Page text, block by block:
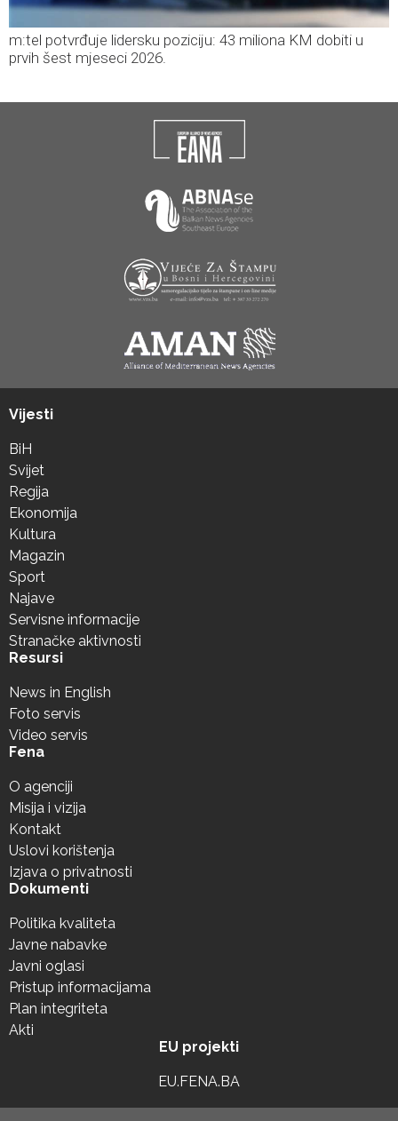
m:tel potvrđuje lidersku poziciju: 43 miliona KM dobiti u
prvih šest mjeseci 2026.
Vijesti
BiH
Svijet
Regija
Ekonomija
Kultura
Magazin
Sport
Najave
Servisne informacije
Stranačke aktivnosti
Resursi
News in English
Foto servis
Video servis
Fena
O agenciji
Misija i vizija
Kontakt
Uslovi korištenja
Izjava o privatnosti
Dokumenti
Politika kvaliteta
Javne nabavke
Javni oglasi
Pristup informacijama
Plan integriteta
Akti
EU projekti
EU.FENA.BA